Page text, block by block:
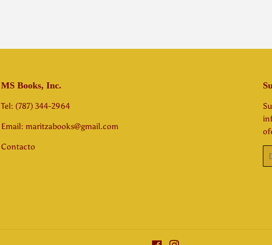
MS Books, Inc.
Tel: (787) 344-2964
Email: maritzabooks@gmail.com
Contacto